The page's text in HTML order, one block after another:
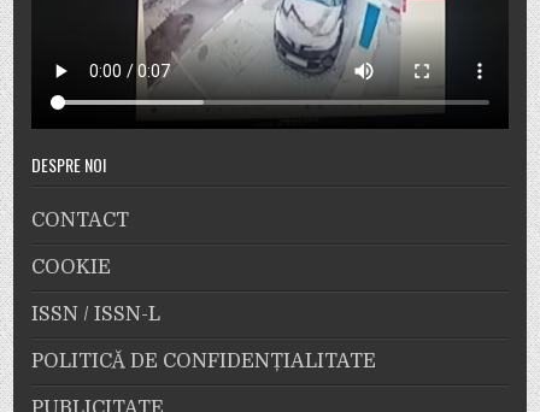
DESPRE NOI
CONTACT
COOKIE
ISSN / ISSN-L
POLITICĂ DE CONFIDENȚIALITATE